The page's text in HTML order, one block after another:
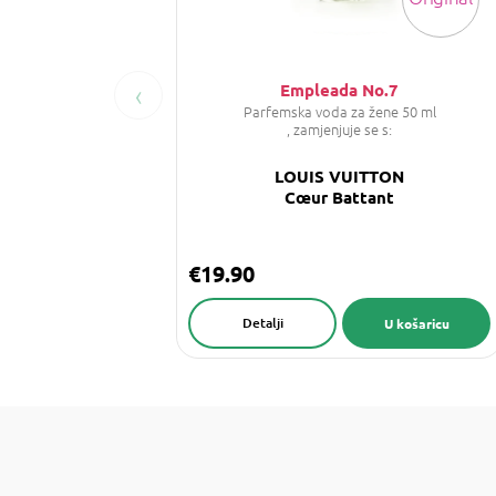
‹ Empleada No.7
Parfemska voda za žene 50 ml
, zamjenjuje se s:
LOUIS VUITTON
Cœur Battant
€19.90
U košaricu
Detalji